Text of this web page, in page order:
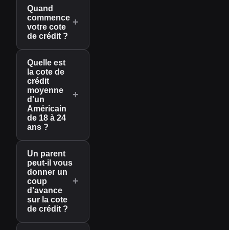
Quand
commence
votre cote
de crédit ?
+
Quelle est
la cote de
crédit
moyenne
d'un
Américain
de 18 à 24
ans ?
+
Un parent
peut-il vous
donner un
coup
d'avance
sur la cote
de crédit ?
+